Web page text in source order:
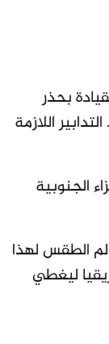
بحذر
اللازمة
الجنوبية
الطقس لهذا
ليغطي